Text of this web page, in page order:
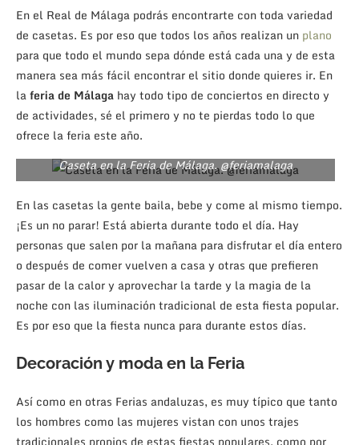
En el Real de Málaga podrás encontrarte con toda variedad
de casetas. Es por eso que todos los años realizan un plano
para que todo el mundo sepa dónde está cada una y de esta
manera sea más fácil encontrar el sitio donde quieres ir. En
laferia de Málaga hay todo tipo de conciertos en directo y
de actividades, sé el primero y no te pierdas todo lo que
ofrece la feria este año.
Caseta en la Feria de Málaga. @feriamalaga
En las casetas la gente baila, bebe y come al mismo tiempo.
¡Es un no parar! Está abierta durante todo el día. Hay
personas que salen por la mañana para disfrutar el día entero
o después de comer vuelven a casa y otras que prefieren
pasar de la calor y aprovechar la tarde y la magia de la
noche con las iluminación tradicional de esta fiesta popular.
Es por eso que la fiesta nunca para durante estos días.
Decoración y moda en la Feria
Así como en otras Ferias andaluzas, es muy típico que tanto
los hombres como las mujeres vistan con unos trajes